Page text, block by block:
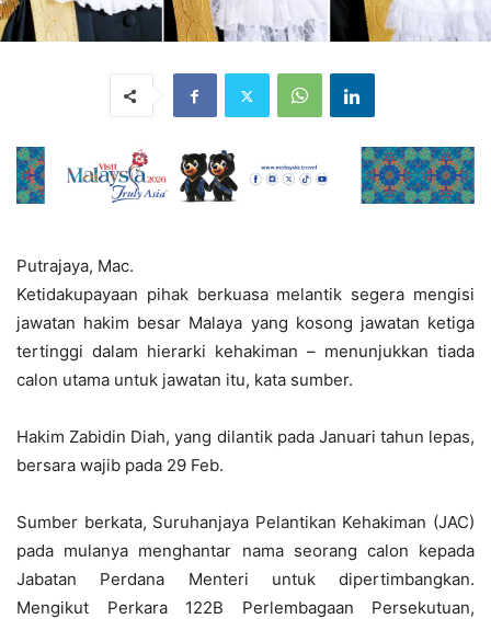
Putrajaya, Mac.
Ketidakupayaan pihak berkuasa melantik segera mengisi
jawatan hakim besar Malaya yang kosong jawatan ketiga
tertinggi dalam hierarki kehakiman – menunjukkan tiada
calon utama untuk jawatan itu, kata sumber.
Hakim Zabidin Diah, yang dilantik pada Januari tahun lepas,
bersara wajib pada 29 Feb.
Sumber berkata, Suruhanjaya Pelantikan Kehakiman (JAC)
pada mulanya menghantar nama seorang calon kepada
Jabatan Perdana Menteri untuk dipertimbangkan.
Mengikut Perkara 122B Perlembagaan Persekutuan,